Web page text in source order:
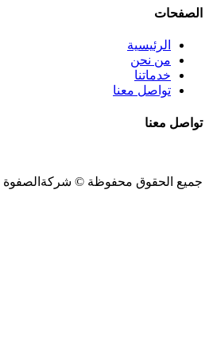
الصفحات
الرئيسية
من نحن
خدماتنا
تواصل معنا
تواصل معنا
جميع الحقوق محفوظة © شركةالصفوة